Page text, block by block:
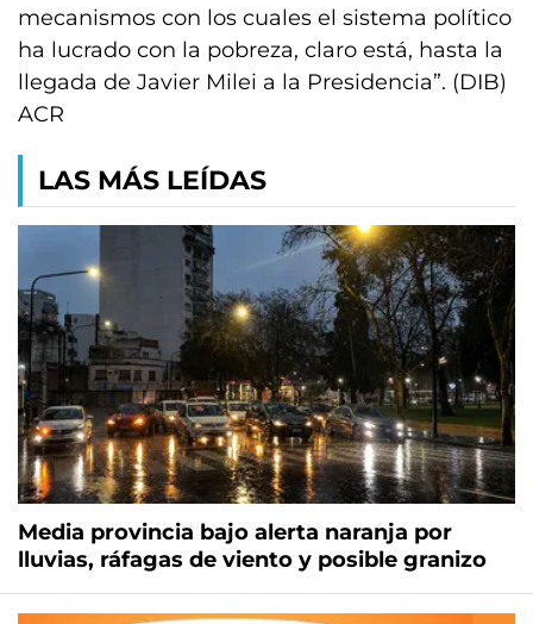
mecanismos con los cuales el sistema político
ha lucrado con la pobreza, claro está, hasta la
llegada de Javier Milei a la Presidencia”. (DIB)
ACR
LAS MÁS LEÍDAS
Media provincia bajo alerta naranja por
lluvias, ráfagas de viento y posible granizo